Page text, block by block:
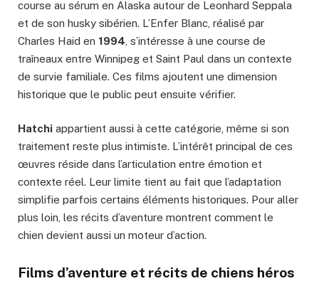
course au sérum en Alaska autour de Leonhard Seppala
et de son husky sibérien. L’Enfer Blanc, réalisé par
Charles Haid en 1994 , s’intéresse à une course de
traîneaux entre Winnipeg et Saint Paul dans un contexte
de survie familiale. Ces films ajoutent une dimension
historique que le public peut ensuite vérifier.
Hatchi appartient aussi à cette catégorie, même si son
traitement reste plus intimiste. L’intérêt principal de ces
œuvres réside dans l’articulation entre émotion et
contexte réel. Leur limite tient au fait que l’adaptation
simplifie parfois certains éléments historiques. Pour aller
plus loin, les récits d’aventure montrent comment le
chien devient aussi un moteur d’action.
Films d’aventure et récits de chiens héros